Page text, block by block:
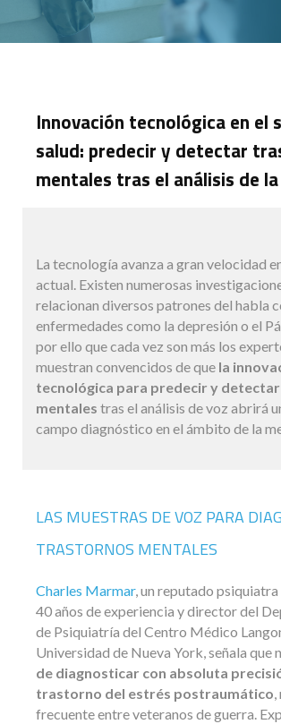
Innovación tecnológica en el
salud: predecir y detectar
mentales tras el análisis de
La tecnología avanza a gran velocidad
actual. Existen numerosas
relacionan diversos patrones del habla
enfermedades como la depresión o el
por ello que cada vez son más los
muestran convencidos de que la
tecnológica para predecir y
mentales tras el análisis de voz abrirá
campo diagnóstico en el ámbito de la
LAS MUESTRAS DE VOZ PARA
TRASTORNOS MENTALES
Charles Marmar, un reputado psiquiatra
40 años de experiencia y director del
de Psiquiatría del Centro Médico
Universidad de Nueva York, señala que
de diagnosticar con absoluta
trastorno del estrés postraumático,
frecuente entre veteranos de guerra.